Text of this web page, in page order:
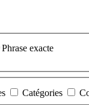
Phrase exacte
Catégories